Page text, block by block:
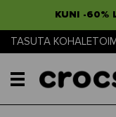
KUNI -60%
TASUTA